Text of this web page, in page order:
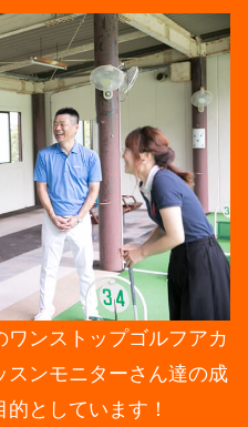
ンストップゴルフアカ
スンモニターさん達の成
としています！